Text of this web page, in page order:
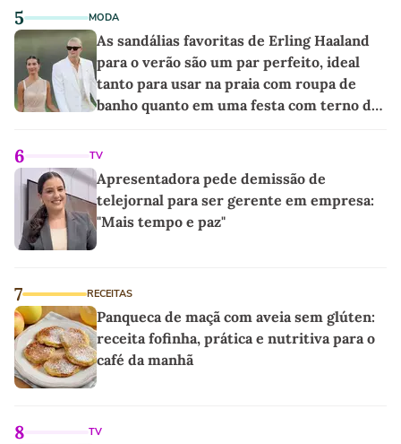
5 MODA
As sandálias favoritas de Erling Haaland
para o verão são um par perfeito, ideal
tanto para usar na praia com roupa de
banho quanto em uma festa com terno de
6 TV
Apresentadora pede demissão de
telejornal para ser gerente em empresa:
"Mais tempo e paz"
7 RECEITAS
Panqueca de maçã com aveia sem glúten:
receita fofinha, prática e nutritiva para o
café da manhã
8 TV